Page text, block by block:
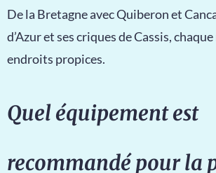
De la Bretagne avec Quiberon et
d’Azur et ses criques de Cassis,
endroits propices.
Quel équipement est
recommandé pour la